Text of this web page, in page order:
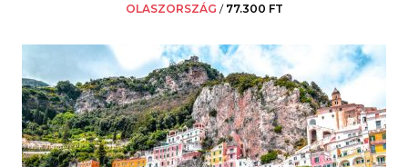
OLASZORSZÁG / 77.300 FT